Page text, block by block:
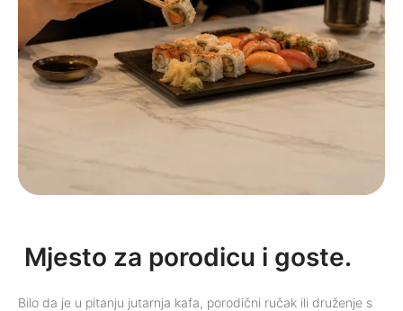
Mjesto za porodicu i goste.
Bilo da je u pitanju jutarnja kafa, porodični ručak ili druženje s